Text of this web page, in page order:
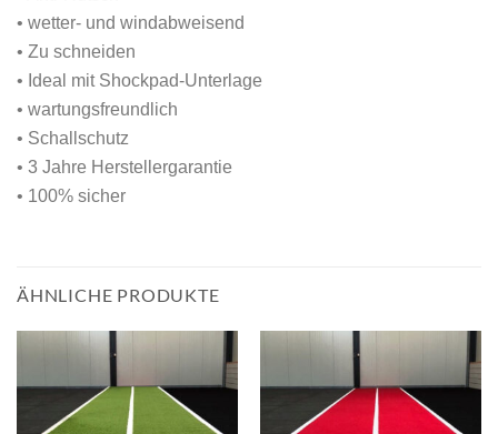
• wetter- und windabweisend
• Zu schneiden
• Ideal mit Shockpad-Unterlage
• wartungsfreundlich
• Schallschutz
• 3 Jahre Herstellergarantie
• 100% sicher
ÄHNLICHE PRODUKTE